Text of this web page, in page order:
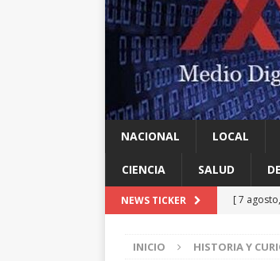
NACIONAL LOCAL
CIENCIA SALUD
NEWS TICKER [ 7
[ 7
INICIO HISTORIA Y